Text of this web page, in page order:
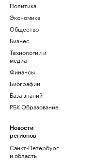
Политика
Экономика
Общество
Бизнес
Технологии и
медиа
Финансы
Биографии
База знаний
РБК Образование
Новости
регионов
Санкт-Петербург
и область